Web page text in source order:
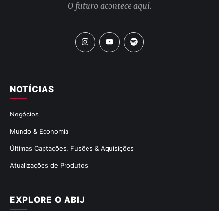
EXPLORE O ABIJ
NOTÍCIAS
Negócios
Mundo & Economia
Últimas Captações, Fusões & Aquisições
Atualizações de Produtos
O futuro acontece aqui.